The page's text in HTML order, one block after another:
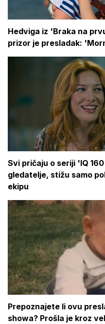
Hedviga iz 'Braka na
prizor je presladak:
Svi pričaju o seriji 'IQ
gledatelje, stižu samo
ekipu
Prepoznajete li ovu
showa? Prošla je kroz